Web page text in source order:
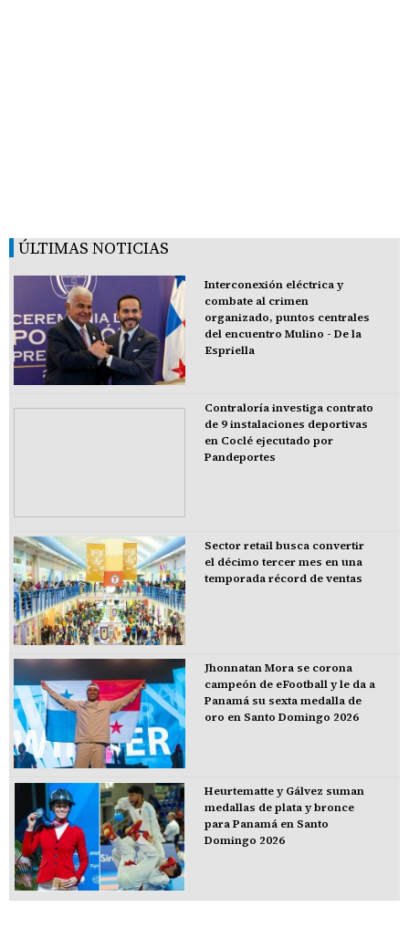
ÚLTIMAS NOTICIAS
Interconexión eléctrica y
combate al crimen
organizado, puntos centrales
del encuentro Mulino - De la
Espriella
Contraloría investiga contrato
de 9 instalaciones deportivas
en Coclé ejecutado por
Pandeportes
Sector retail busca convertir
el décimo tercer mes en una
temporada récord de ventas
Jhonnatan Mora se corona
campeón de eFootball y le da a
Panamá su sexta medalla de
oro en Santo Domingo 2026
Heurtematte y Gálvez suman
medallas de plata y bronce
para Panamá en Santo
Domingo 2026